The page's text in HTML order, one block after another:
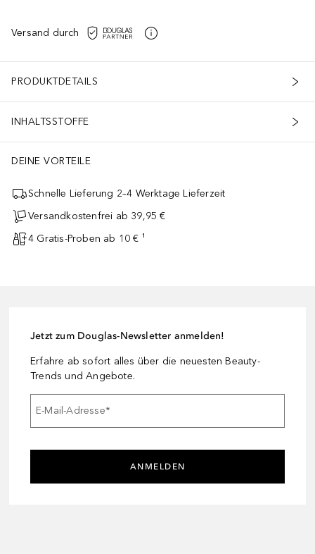
Versand durch
PRODUKTDETAILS
INHALTSSTOFFE
DEINE VORTEILE
Schnelle Lieferung 2–4 Werktage Lieferzeit
Versandkostenfrei ab 39,95 €
4 Gratis-Proben ab 10 € ¹
Jetzt zum Douglas-Newsletter anmelden!
Erfahre ab sofort alles über die neuesten Beauty-
Trends und Angebote.
E-Mail-Adresse*
ANMELDEN